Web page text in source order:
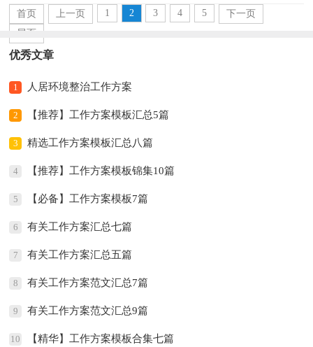
首页 上一页 1 2 3 4 5
下一页
尾页
优秀文章
1 人居环境整治工作方案
2 【推荐】工作方案模板汇总5篇
3 精选工作方案模板汇总八篇
4 【推荐】工作方案模板锦集10篇
5 【必备】工作方案模板7篇
6 有关工作方案汇总七篇
7 有关工作方案汇总五篇
8 有关工作方案范文汇总7篇
9 有关工作方案范文汇总9篇
10 【精华】工作方案模板合集七篇